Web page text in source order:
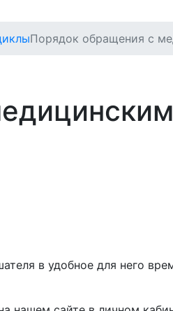
Порядок обращения с
в удобное для него